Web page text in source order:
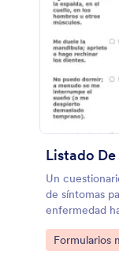
Un
de síntomas
enfermedad
Go to
Formularios